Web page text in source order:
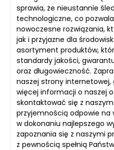
sprawia, że nieustannie
technologiczne, co
nowoczesne rozwiązania,
jak i przyjazne dla
asortyment produktów,
standardy jakości,
oraz długowieczność.
naszej strony internetowej,
więcej informacji o naszej
skontaktować się z naszym
przyjemnością odpowie na
w dokonaniu najlepszego
zapoznania się z naszymi
z pewnością spełnią